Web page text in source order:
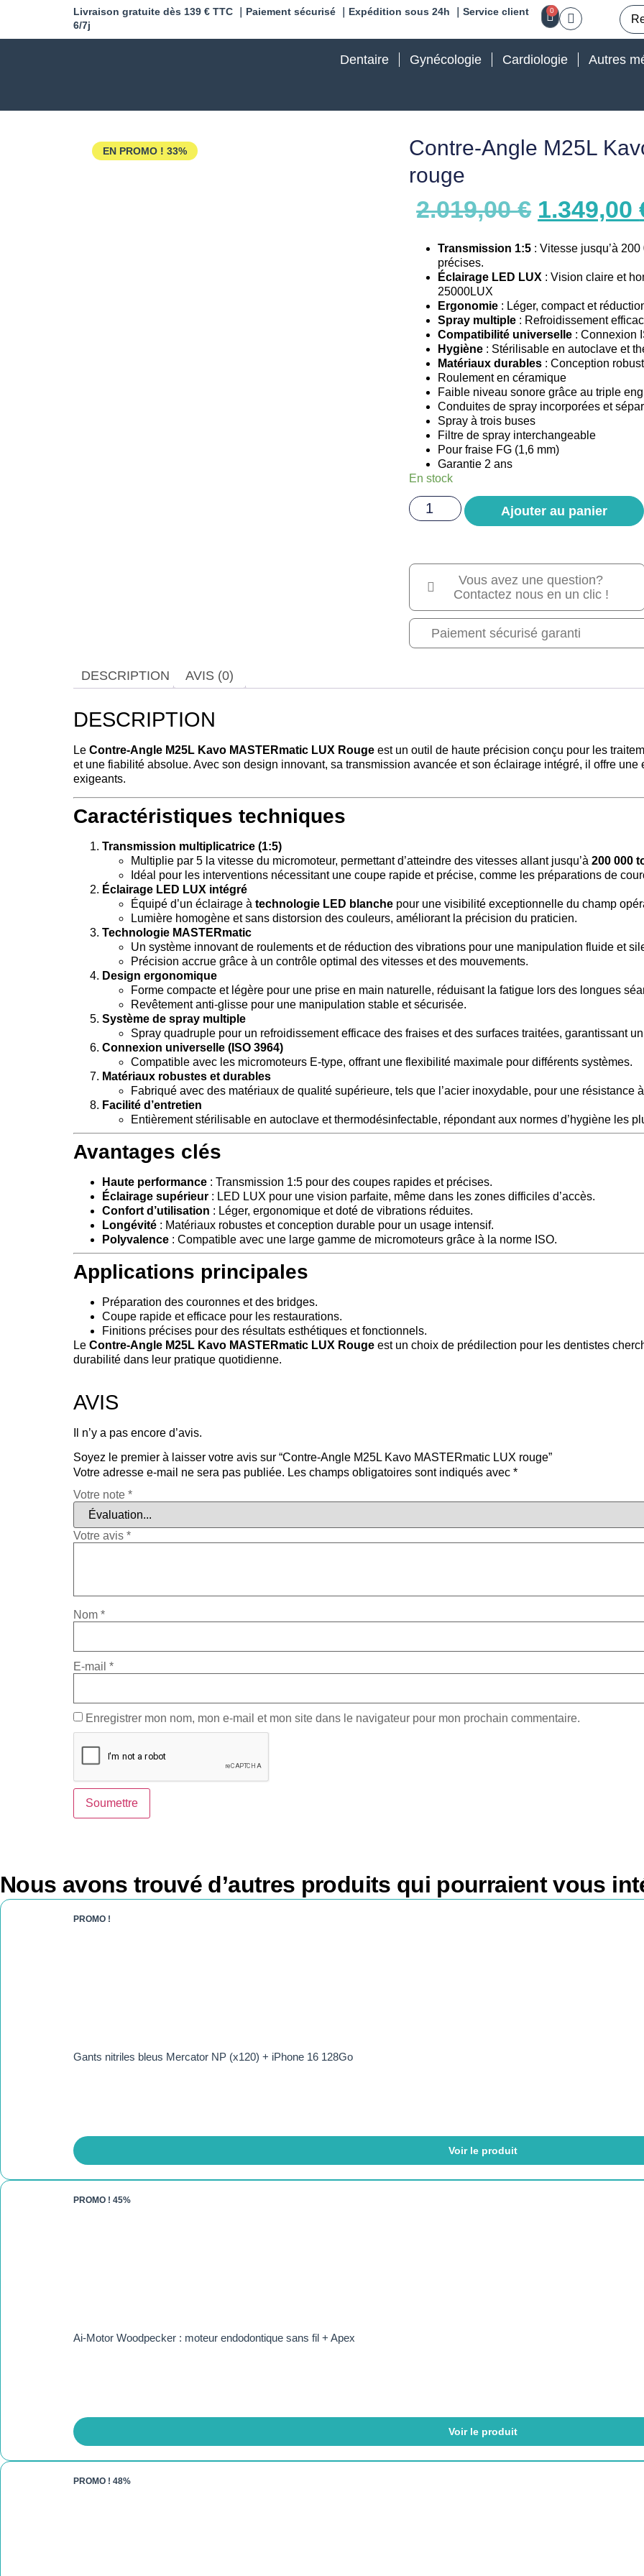
Livraison gratuite dès 139 € TTC ｜Paiement sécurisé ｜Expédition sous 24h ｜Service client
6/7j
0
Dentaire Gynécologie Cardiologie Autres
EN PROMO ! 33%
Contre-Angle M25L
rouge
2.019,00€ 1.349,00
Transmission 1:5 : Vitesse jusqu’à
précises.
Éclairage LED LUX : Vision claire et
25000LUX
Ergonomie : Léger, compact et
Spray multiple : Refroidissement
Compatibilité universelle : Connexion
Hygiène : Stérilisable en autoclave et
Matériaux durables : Conception
Roulement en céramique
Faible niveau sonore grâce au triple
Conduites de spray incorporées et
Spray à trois buses
Filtre de spray interchangeable
Pour fraise FG (1,6 mm)
Garantie 2 ans
En stock
Ajouter au panier
Vous avez une question?
Contactez nous en un clic !
Paiement sécurisé garanti
DESCRIPTION AVIS (0)
DESCRIPTION
Le Contre-Angle M25L Kavo MASTERmatic LUX Rouge est un outil de haute précision conçu pour les
et une fiabilité absolue. Avec son design innovant, sa transmission avancée et son éclairage intégré, il offre
exigeants.
Caractéristiques techniques
Transmission multiplicatrice (1:5)
Multiplie par 5 la vitesse du micromoteur, permettant d’atteindre des vitesses allant jusqu’à 200 000
Idéal pour les interventions nécessitant une coupe rapide et précise, comme les préparations de
Éclairage LED LUX intégré
Équipé d’un éclairage à technologie LED blanche pour une visibilité exceptionnelle du champ
Lumière homogène et sans distorsion des couleurs, améliorant la précision du praticien.
Technologie MASTERmatic
Un système innovant de roulements et de réduction des vibrations pour une manipulation fluide et
Précision accrue grâce à un contrôle optimal des vitesses et des mouvements.
Design ergonomique
Forme compacte et légère pour une prise en main naturelle, réduisant la fatigue lors des longues
Revêtement anti-glisse pour une manipulation stable et sécurisée.
Système de spray multiple
Spray quadruple pour un refroidissement efficace des fraises et des surfaces traitées, garantissant
Connexion universelle (ISO 3964)
Compatible avec les micromoteurs E-type, offrant une flexibilité maximale pour différents systèmes.
Matériaux robustes et durables
Fabriqué avec des matériaux de qualité supérieure, tels que l’acier inoxydable, pour une résistance
Facilité d’entretien
Entièrement stérilisable en autoclave et thermodésinfectable, répondant aux normes d’hygiène les
Avantages clés
Haute performance : Transmission 1:5 pour des coupes rapides et précises.
Éclairage supérieur : LED LUX pour une vision parfaite, même dans les zones difficiles d’accès.
Confort d’utilisation : Léger, ergonomique et doté de vibrations réduites.
Longévité : Matériaux robustes et conception durable pour un usage intensif.
Polyvalence : Compatible avec une large gamme de micromoteurs grâce à la norme ISO.
Applications principales
Préparation des couronnes et des bridges.
Coupe rapide et efficace pour les restaurations.
Finitions précises pour des résultats esthétiques et fonctionnels.
Le Contre-Angle M25L Kavo MASTERmatic LUX Rouge est un choix de prédilection pour les dentistes
durabilité dans leur pratique quotidienne.
AVIS
Il n’y a pas encore d’avis.
Soyez le premier à laisser votre avis sur “Contre-Angle M25L Kavo MASTERmatic LUX rouge”
Votre adresse e-mail ne sera pas publiée. Les champs obligatoires sont indiqués avec *
Votre note *
Votre avis *
Nom *
E-mail *
Enregistrer mon nom, mon e-mail et mon site dans le navigateur pour mon prochain commentaire.
Nous avons trouvé d’autres produits qui pourraient vous
PROMO !
Gants nitriles bleus Mercator NP (x120) + iPhone 16 128Go
Voir le produit
PROMO ! 45%
Ai-Motor Woodpecker : moteur endodontique sans fil + Apex
Voir le produit
PROMO ! 48%